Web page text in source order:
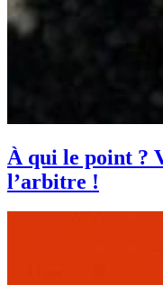
À qui le point ?
l’arbitre !